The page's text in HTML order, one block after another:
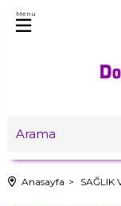
Menu
Anasayfa SAĞLIK